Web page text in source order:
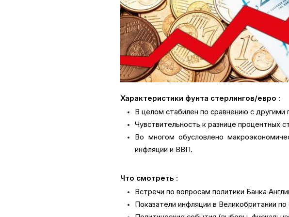
Характеристики фунта стерлингов/евро :
В целом стабилен по сравнению с другими
Чувствительность к разнице процентных
Во многом обусловлено
инфляции и ВВП.
Что смотреть :
Встречи по вопросам политики Банка
Показатели инфляции в Великобритании